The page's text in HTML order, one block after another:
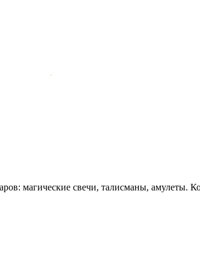
магические свечи, талисманы, амулеты.